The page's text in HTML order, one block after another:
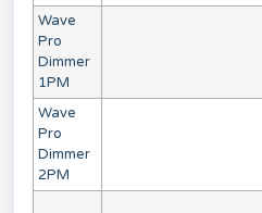
Wave
Pro
Dimmer
1PM
Wave
Pro
Dimmer
2PM